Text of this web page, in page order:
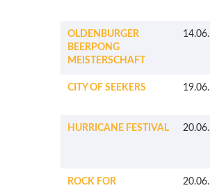
OLDENBURGER
BEERPONG
MEISTERSCHAFT
14.06.
CITY OF SEEKERS 19.06.
HURRICANE FESTIVAL 20.06.
ROCK FOR
20.06.